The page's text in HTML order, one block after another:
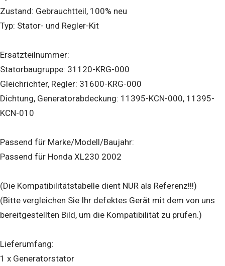
Zustand: Gebrauchtteil, 100% neu
Typ: Stator- und Regler-Kit
Ersatzteilnummer:
Statorbaugruppe: 31120-KRG-000
Gleichrichter, Regler: 31600-KRG-000
Dichtung, Generatorabdeckung: 11395-KCN-000, 11395-
KCN-010
Passend für Marke/Modell/Baujahr:
Passend für Honda XL230 2002
(Die Kompatibilitätstabelle dient NUR als Referenz!!!)
(Bitte vergleichen Sie Ihr defektes Gerät mit dem von uns
bereitgestellten Bild, um die Kompatibilität zu prüfen.)
Lieferumfang:
1 x Generatorstator